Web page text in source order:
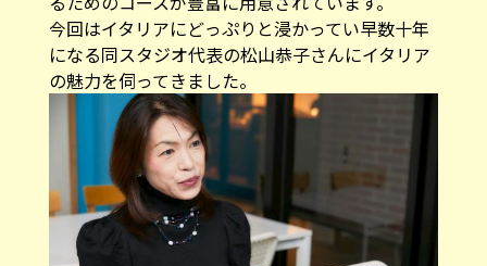
今回はイタリアにどっぷりと浸かってい早数十年
になる同スタジオ代表の松山恭子さんにイタリア
の魅力を伺ってきました。